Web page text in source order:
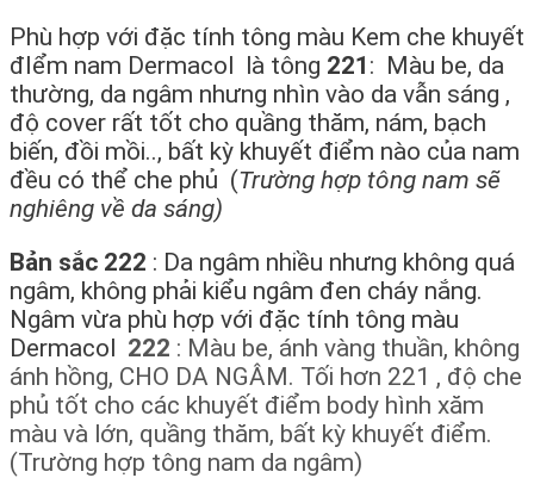
Phù hợp với đặc tính tông màu Kem che khuyết
đIểm nam Dermacol là tông 221 : Màu be, da
thường, da ngâm nhưng nhìn vào da vẫn sáng ,
độ cover rất tốt cho quầng thăm, nám, bạch
biến, đồi mồi.., bất kỳ khuyết điểm nào của nam
đều có thể che phủ (Trường hợp tông nam sẽ
nghiêng về da sáng)
Bản sắc 222 : Da ngâm nhiều nhưng không quá
ngâm, không phải kiểu ngâm đen cháy nắng.
Ngâm vừa phù hợp với đặc tính tông màu
Dermacol 222 : Màu be, ánh vàng thuần, không
ánh hồng, CHO DA NGÂM. Tối hơn 221 , độ che
phủ tốt cho các khuyết điểm body hình xăm
màu và lớn, quầng thăm, bất kỳ khuyết điểm.
(Trường hợp tông nam da ngâm)